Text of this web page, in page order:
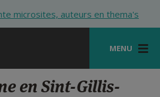
microsites, auteurs en thema's
MENU
en Sint-Gillis-